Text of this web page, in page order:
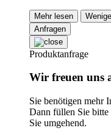
Mehr lesen
Anfragen
Produktanfrage
Wir freuen uns
Sie benötigen mehr
Dann füllen Sie bitte
Sie umgehend.